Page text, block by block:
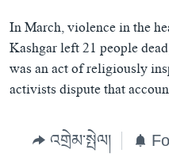
In March, violence in the
Kashgar left 21 people
was an act of religiously
activists dispute that
འགྲེམ་སྤེལ།